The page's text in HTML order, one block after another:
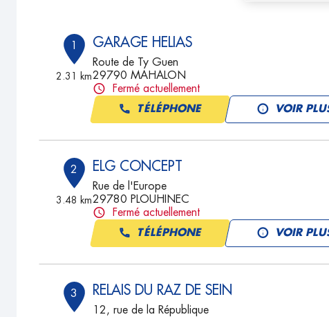
1
2.31 km
GARAGE HELIAS
Route de Ty Guen
29790 MAHALON
Fermé actuellement
TÉLÉPHONE VOIR
2
3.48 km
ELG CONCEPT
Rue de l'Europe
29780 PLOUHINEC
Fermé actuellement
TÉLÉPHONE VOIR
3 RELAIS DU RAZ DE SEIN
12, rue de la République